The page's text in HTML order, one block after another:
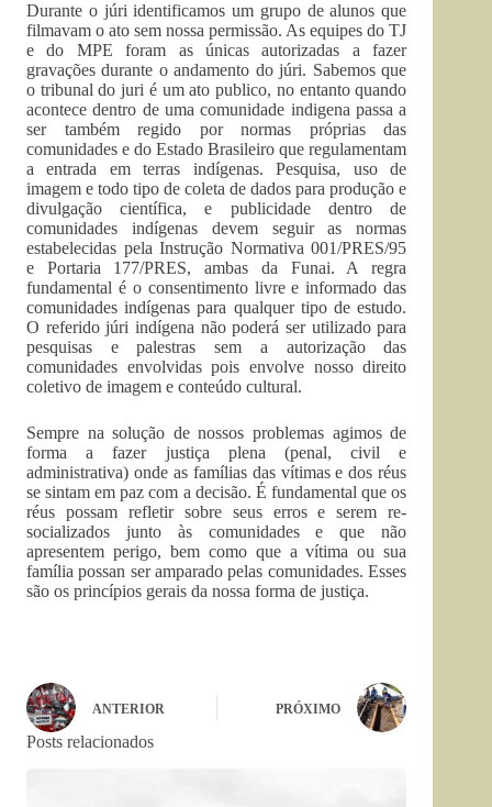
Durante o júri identificamos um grupo de alunos que
filmavam o ato sem nossa permissão. As equipes do TJ
e do MPE foram as únicas autorizadas a fazer
gravações durante o andamento do júri. Sabemos que
o tribunal do juri é um ato publico, no entanto quando
acontece dentro de uma comunidade indigena passa a
ser também regido por normas próprias das
comunidades e do Estado Brasileiro que regulamentam
a entrada em terras indígenas. Pesquisa, uso de
imagem e todo tipo de coleta de dados para produção e
divulgação científica, e publicidade dentro de
comunidades indígenas devem seguir as normas
estabelecidas pela Instrução Normativa 001/PRES/95
e Portaria 177/PRES, ambas da Funai. A regra
fundamental é o consentimento livre e informado das
comunidades indígenas para qualquer tipo de estudo.
O referido júri indígena não poderá ser utilizado para
pesquisas e palestras sem a autorização das
comunidades envolvidas pois envolve nosso direito
coletivo de imagem e conteúdo cultural.
Sempre na solução de nossos problemas agimos de
forma a fazer justiça plena (penal, civil e
administrativa) onde as famílias das vítimas e dos réus
se sintam em paz com a decisão. É fundamental que os
réus possam refletir sobre seus erros e serem re-
socializados junto às comunidades e que não
apresentem perigo, bem como que a vítima ou sua
família possan ser amparado pelas comunidades. Esses
são os princípios gerais da nossa forma de justiça.
ANTERIOR PRÓXIMO
Posts relacionados